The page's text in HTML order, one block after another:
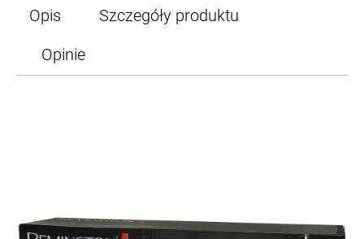
Opis
Szczegóły produktu
Opinie